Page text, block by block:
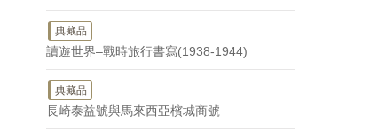
典藏品
讀遊世界–戰時旅行書寫(1938-1944)
典藏品
長崎泰益號與馬來西亞檳城商號